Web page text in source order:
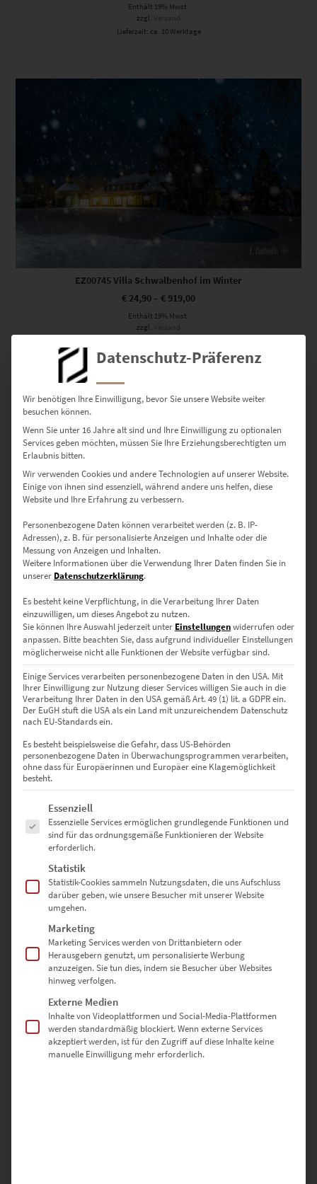
Enthält 19% Mwst.
zzgl. Versand
Lieferzeit: ca. 10 Werktage
Dieses Produkt weist mehrere Varianten auf. Die Optionen können auf der Produktseite gewählt werden
EZ00745 Villa Schwalbenhof im Winter
€ 24,90 – € 919,00
Enthält 19% Mwst.
zzgl. Versand
EZ00559 Planet Freibad Gärtringen
€ 26,90–€749,00
Lieferzeit: ca. 10 Werktage
Dieses Produkt weist mehrere Varianten auf. Die Optionen können auf der Produktseite gewählt werden
EZ00558 Gärtringen Freibad Panorama
zzgl.Versand
Lieferzeit: ca. 10 Werktage
Datenschutz-Präferenz
Wir benötigen Ihre Einwilligung, bevor Sie unsere Website weiter
besuchen können.
Wenn Sie unter 16 Jahre alt sind und Ihre Einwilligung zu optionalen
Services geben möchten, müssen Sie Ihre Erziehungsberechtigten um
Erlaubnis bitten.
Wir verwenden Cookies und andere Technologien auf unserer Website.
Einige von ihnen sind essenziell, während andere uns helfen, diese
Website und Ihre Erfahrung zu verbessern.
Personenbezogene Daten können verarbeitet werden (z. B. IP-
Adressen), z. B. für personalisierte Anzeigen und Inhalte oder die
Messung von Anzeigen und Inhalten.
Weitere Informationen über die Verwendung Ihrer Daten finden Sie in
unserer Datenschutzerklärung.
Es besteht keine Verpflichtung, in die Verarbeitung Ihrer Daten
einzuwilligen, um dieses Angebot zu nutzen.
Sie können Ihre Auswahl jederzeit unter Einstellungenwiderrufen oder
anpassen. Bitte beachten Sie, dass aufgrund individueller Einstellungen
möglicherweise nicht alle Funktionen der Website verfügbar sind.
Einige Services verarbeiten personenbezogene Daten in den USA. Mit
Ihrer Einwilligung zur Nutzung dieser Services willigen Sie auch in die
Verarbeitung Ihrer Daten in den USA gemäß Art. 49 (1) lit. a GDPR ein.
Der EuGH stuft die USA als ein Land mit unzureichendem Datenschutz
nach EU-Standards ein.
Es besteht beispielsweise die Gefahr, dass US-Behörden
personenbezogene Daten in Überwachungsprogrammen verarbeiten,
ohne dass für Europäerinnen und Europäer eine Klagemöglichkeit
besteht.
Es folgt eine Liste der Service-Gruppen, für die eine Einwilligung
Essenziell
Essenzielle Services ermöglichen grundlegende Funktionen und
sind für das ordnungsgemäße Funktionieren der Website
erforderlich.
Statistik
Statistik-Cookies sammeln Nutzungsdaten, die uns Aufschluss
darüber geben, wie unsere Besucher mit unserer Website
umgehen.
Marketing
Marketing Services werden von Drittanbietern oder
Herausgebern genutzt, um personalisierte Werbung
anzuzeigen. Sie tun dies, indem sie Besucher über Websites
hinweg verfolgen.
Externe Medien
Inhalte von Videoplattformen und Social-Media-Plattformen
werden standardmäßig blockiert. Wenn externe Services
akzeptiert werden, ist für den Zugriff auf diese Inhalte keine
manuelle Einwilligung mehr erforderlich.